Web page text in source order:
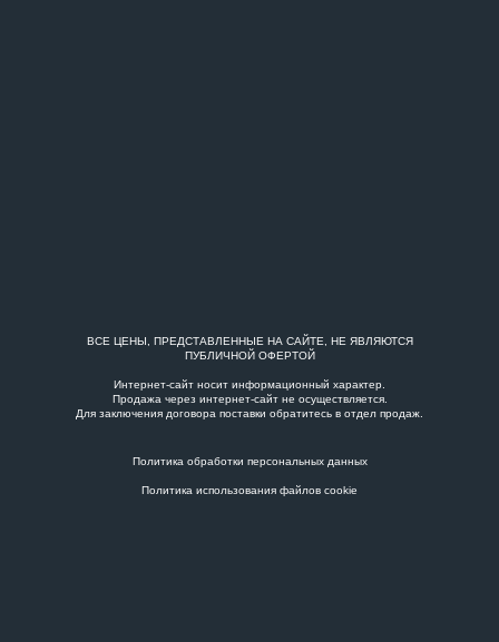
ВСЕ ЦЕНЫ, ПРЕДСТАВЛЕННЫЕ НА САЙТЕ, НЕ ЯВЛЯЮТСЯ
ПУБЛИЧНОЙ ОФЕРТОЙ
Интернет-сайт носит информационный характер.
Продажа через интернет-сайт не осуществляется.
Для заключения договора поставки обратитесь в отдел продаж
Политика обработки персональных данных
Политика использования файлов cookie